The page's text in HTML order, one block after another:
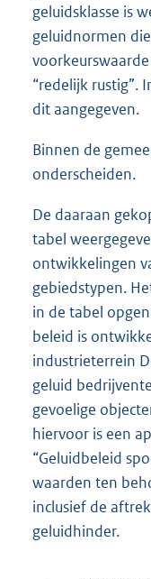
geluidsklasse is
geluidnormen
“redelijk rustig”.
dit aangegeven.
Binnen de
onderscheiden.
De daaraan
tabel
ontwikkelingen
gebiedstypen.
in de tabel
beleid is
industrieterrein
geluid
gevoelige
hiervoor is een
“Geluidbeleid
waarden ten
inclusief de
geluidhinder.